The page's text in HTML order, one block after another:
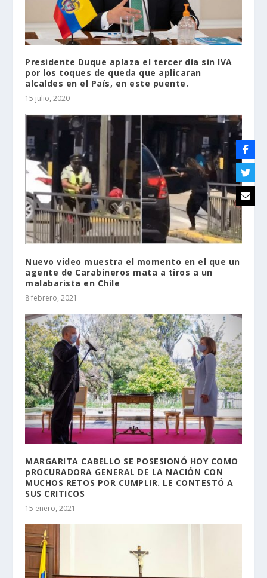
Presidente Duque aplaza el tercer día sin IVA
por los toques de queda que aplicaran
alcaldes en el País, en este puente.
15 julio, 2020
Nuevo video muestra el momento en el que un
agente de Carabineros mata a tiros a un
malabarista en Chile
8 febrero, 2021
MARGARITA CABELLO SE POSESIONÓ HOY COMO
pROCURADORA GENERAL DE LA NACIÓN CON
MUCHOS RETOS POR CUMPLIR. LE CONTESTÓ A
SUS CRITICOS
15 enero, 2021